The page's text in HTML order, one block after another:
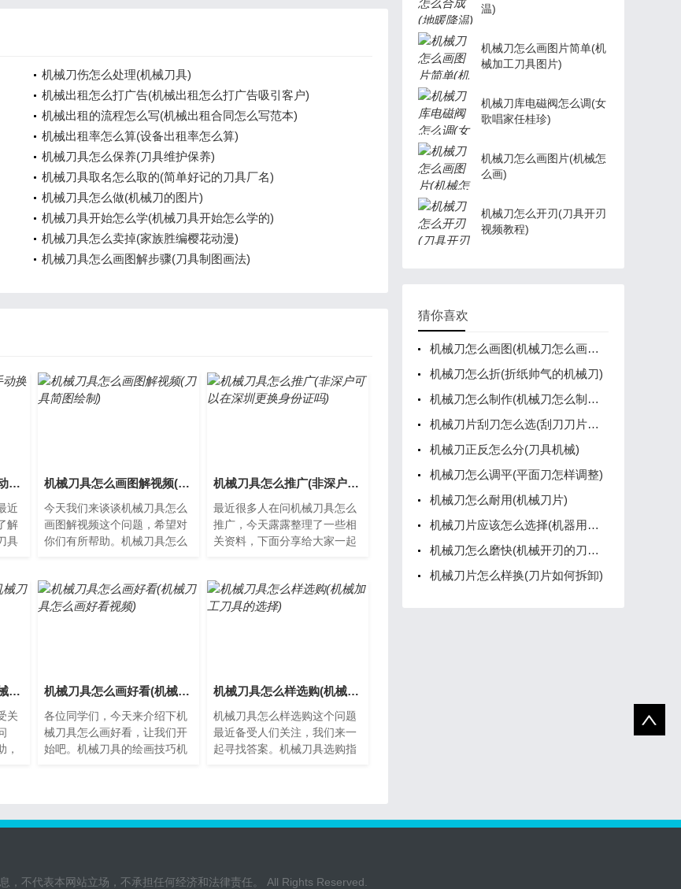
机械刀伤怎么处理(机械刀具)
机械出租怎么打广告(机械出租怎么打广告吸引客户)
机械出租的流程怎么写(机械出租合同怎么写范本)
机械出租率怎么算(设备出租率怎么算)
机械刀具怎么保养(刀具维护保养)
机械刀具取名怎么取的(简单好记的刀具厂名)
机械刀具怎么做(机械刀的图片)
机械刀具开始怎么学(机械刀具开始怎么学的)
机械刀具怎么卖掉(家族胜编樱花动漫)
机械刀具怎么画图解步骤(刀具制图画法)
机械刀具怎么换(怎么手动换刀)
近
解
具
机械刀具怎么画图解视频(刀具简图绘制)
今天我们来谈谈机械刀具怎么
画图解视频这个问题，希望对
你们有所帮助。机械刀具怎么
因...
机械刀具怎么推广(非深户可以在深圳更换身份证吗)
最近很多人在问机械刀具怎么
推广，今天露露整理了一些相
关资料，下面分享给大家一起
不...
机械刀具怎么样安装(机械刀具怎么样安装好)
关
，
机械刀具怎么画好看(机械刀具怎么画好看视频)
各位同学们，今天来介绍下机
械刀具怎么画好看，让我们开
始吧。机械刀具的绘画技巧机
机械刀具怎么样选购(机械加工刀具的选择)
机械刀具怎么样选购这个问题
最近备受人们关注，我们来一
起寻找答案。机械刀具选购指
温)
机械刀怎么画图片简单(机
械加工刀具图片)
机械刀库电磁阀怎么调(女
歌唱家任桂珍)
机械刀怎么画图片(机械怎
么画)
机械刀怎么开刃(刀具开刃
视频教程)
猜你喜欢
机械刀怎么画图(机械刀怎么画图片)
机械刀怎么折(折纸帅气的机械刀)
机械刀怎么制作(机械刀怎么制作视频)
机械刀片刮刀怎么选(刮刀刀片怎么装)
机械刀正反怎么分(刀具机械)
机械刀怎么调平(平面刀怎样调整)
机械刀怎么耐用(机械刀片)
机械刀片应该怎么选择(机器用刀具及刀片)
机械刀怎么磨快(机械开刃的刀怎么磨)
机械刀片怎么样换(刀片如何拆卸)
不代表本网站立场，不承担任何经济和法律责任。 All Rights Reserved.